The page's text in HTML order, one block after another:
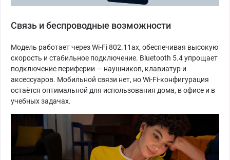
Связь и беспроводные возможности
Модель работает через Wi-Fi 802.11ax, обеспечивая высокую
скорость и стабильное подключение. Bluetooth 5.4 упрощает
подключение периферии — наушников, клавиатур и
аксессуаров. Мобильной связи нет, но Wi-Fi-конфигурация
остаётся оптимальной для использования дома, в офисе и в
учебных задачах.